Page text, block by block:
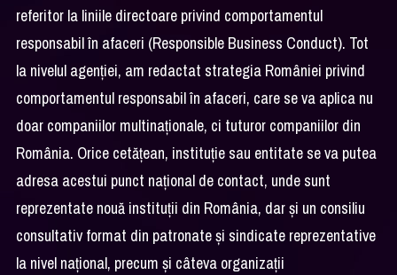
referitor la liniile directoare privind comportamentul
responsabil în afaceri (Responsible Business Conduct). Tot
la nivelul agenției, am redactat strategia României privind
comportamentul responsabil în afaceri, care se va aplica nu
doar companiilor multinaționale, ci tuturor companiilor din
România. Orice cetățean, instituție sau entitate se va putea
adresa acestui punct național de contact, unde sunt
reprezentate nouă instituții din România, dar și un consiliu
consultativ format din patronate și sindicate reprezentative
la nivel național, precum și câteva organizații